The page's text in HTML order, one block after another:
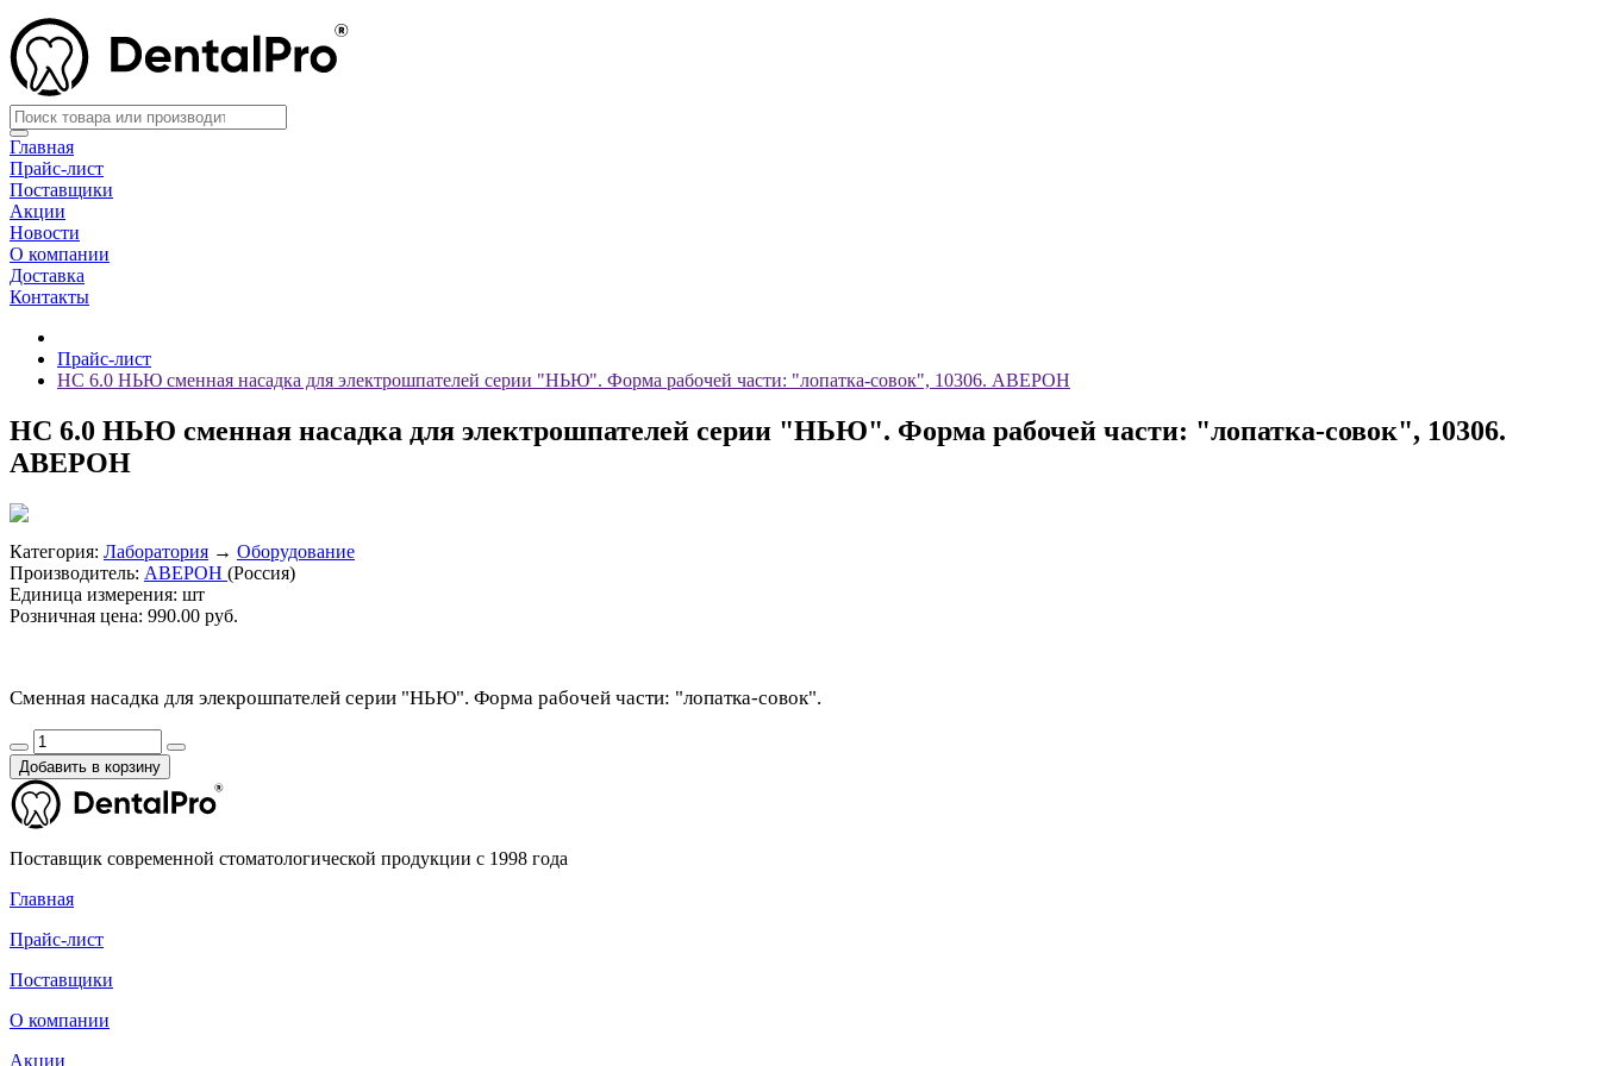
Главная
Прайс-лист
Поставщики
Акции
Новости
О компании
Доставка
Контакты
Прайс-лист
НС 6.0 НЬЮ сменная насадка для электрошпателей серии "НЬЮ". Форма рабочей части: "лопатка-совок", 10306. АВЕРОН
НС 6.0 НЬЮ сменная насадка для электрошпателей серии "НЬЮ". Форма рабочей части: "лопатка-совок", 10306.
АВЕРОН
Категория: Лаборатория → Оборудование
Производитель: АВЕРОН (Россия)
Единица измерения: шт
Розничная цена: 990.00 руб.
Сменная насадка для элекрошпателей серии "НЬЮ". Форма рабочей части: "лопатка-совок".
Добавить в корзину
Поставщик современной стоматологической продукции с 1998 года
Главная
Прайс-лист
Поставщики
О компании
Акции